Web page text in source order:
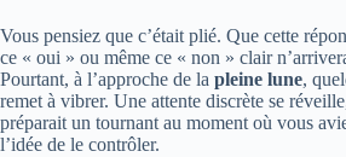
Vous pensiez que c’était plié. Que cette
ce « oui » ou même ce « non » clair
Pourtant, à l’approche de la pleine lune,
remet à vibrer. Une attente discrète se
préparait un tournant au moment où vous
l’idée de le contrôler.